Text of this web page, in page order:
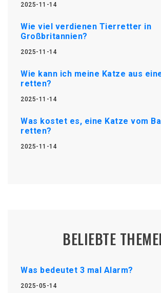
2025-11-14
Wie viel verdienen Tierretter in
Großbritannien?
2025-11-14
Wie kann ich meine Katze aus
retten?
2025-11-14
Was kostet es, eine Katze vom
retten?
2025-11-14
BELIEBTE
Was bedeutet 3 mal Alarm?
2025-05-14